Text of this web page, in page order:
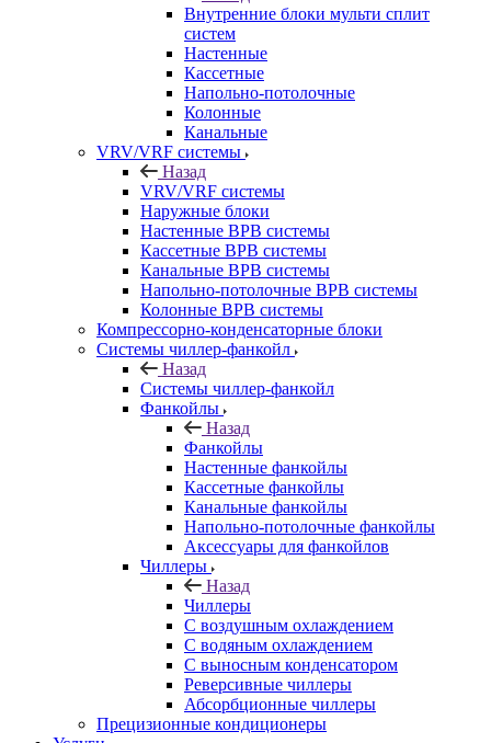
Внутренние блоки мульти сплит
систем
Настенные
Кассетные
Напольно-потолочные
Колонные
Канальные
VRV/VRF системы
Назад
VRV/VRF системы
Наружные блоки
Настенные ВРВ системы
Кассетные ВРВ системы
Канальные ВРВ системы
Напольно-потолочные ВРВ системы
Колонные ВРВ системы
Компрессорно-конденсаторные блоки
Системы чиллер-фанкойл
Назад
Системы чиллер-фанкойл
Фанкойлы
Назад
Фанкойлы
Настенные фанкойлы
Кассетные фанкойлы
Канальные фанкойлы
Напольно-потолочные фанкойлы
Аксессуары для фанкойлов
Чиллеры
Назад
Чиллеры
С воздушным охлаждением
С водяным охлаждением
С выносным конденсатором
Реверсивные чиллеры
Абсорбционные чиллеры
Прецизионные кондиционеры